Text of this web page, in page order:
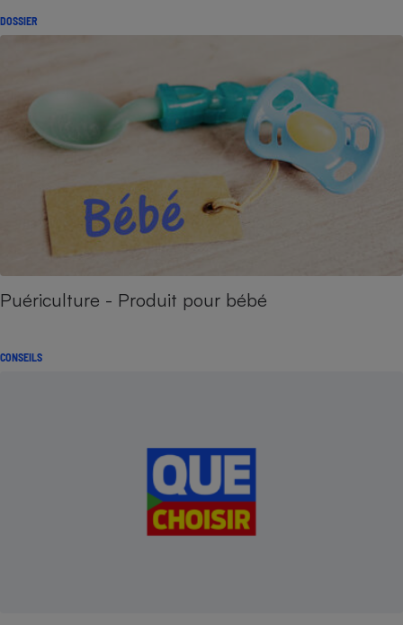
DOSSIER
Puériculture - Produit pour bébé
CONSEILS